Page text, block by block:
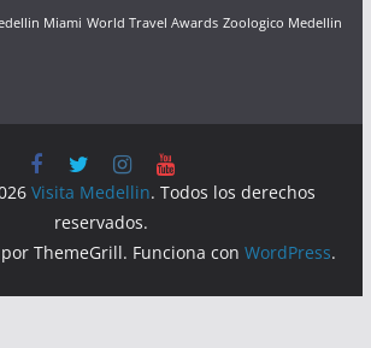
Miami World Travel Awards Zoologico Medellin
Visita Medellin. Todos los derechos
reservados.
por ThemeGrill. Funciona conWordPress.